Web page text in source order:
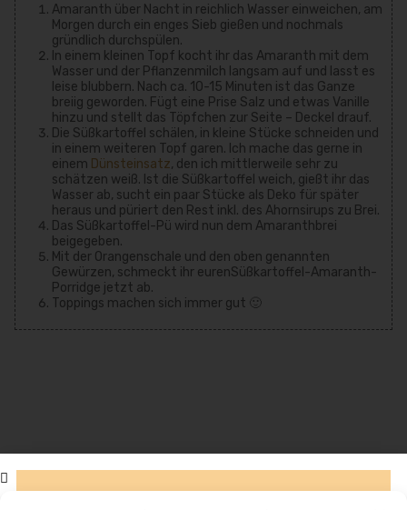
Amaranth über Nacht in reichlich Wasser einweichen, am
Morgen durch ein enges Sieb gießen und nochmals
gründlich durchspülen.
In einem kleinen Topf kocht ihr das Amaranth mit dem
Wasser und der Pflanzenmilch langsam auf und lasst es
leise blubbern. Nach ca. 10-15 Minuten ist das Ganze
breiig geworden. Fügt eine Prise Salz und etwas Vanille
hinzu und stellt das Töpfchen zur Seite – Deckel drauf.
Die Süßkartoffel schälen, in kleine Stücke schneiden und
in einem weiteren Topf garen. Ich mache das gerne in
einem Dünsteinsatz, den ich mittlerweile sehr zu
schätzen weiß. Ist die Süßkartoffel weich, gießt ihr das
Wasser ab, sucht ein paar Stücke als Deko für später
heraus und püriert den Rest inkl. des Ahornsirups zu Brei.
Das Süßkartoffel-Pü wird nun dem Amaranthbrei
beigegeben.
Mit der Orangenschale und den oben genannten
Gewürzen, schmeckt ihr eurenSüßkartoffel-Amaranth-
Porridge jetzt ab.
Toppings machen sich immer gut 🙂